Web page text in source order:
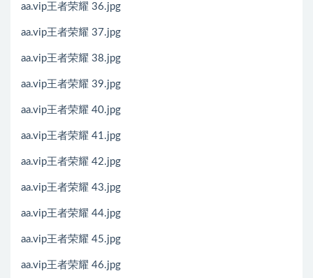
aa.vip王者荣耀 36.jpg
aa.vip王者荣耀 37.jpg
aa.vip王者荣耀 38.jpg
aa.vip王者荣耀 39.jpg
aa.vip王者荣耀 40.jpg
aa.vip王者荣耀 41.jpg
aa.vip王者荣耀 42.jpg
aa.vip王者荣耀 43.jpg
aa.vip王者荣耀 44.jpg
aa.vip王者荣耀 45.jpg
aa.vip王者荣耀 46.jpg